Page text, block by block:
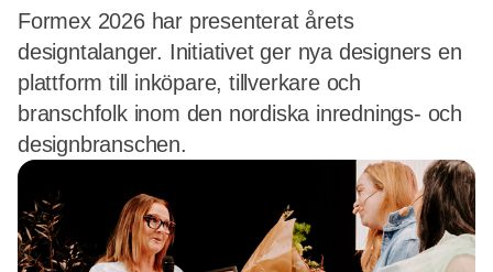
Formex 2026 har presenterat årets
designtalanger. Initiativet ger nya designers en
plattform till inköpare, tillverkare och
branschfolk inom den nordiska inrednings- och
designbranschen.